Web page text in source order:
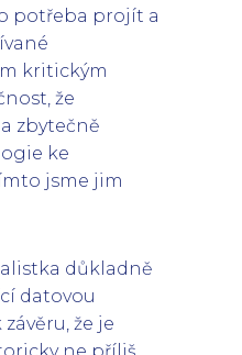
potřeba projít a
kritickým
že
zbytečně
ke
jsme jim
důkladně
datovou
že je